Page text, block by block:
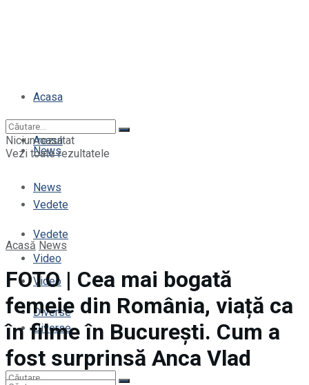
Acasa
News
Vedete
Video
Diverse
Acasa
News
Vedete
Video
Diverse
Niciun rezultat
Vezi toate rezultatele
Acasă News
FOTO | Cea mai bogată
femeie din România, viață ca
în filme în București. Cum a
fost surprinsă Anca Vlad